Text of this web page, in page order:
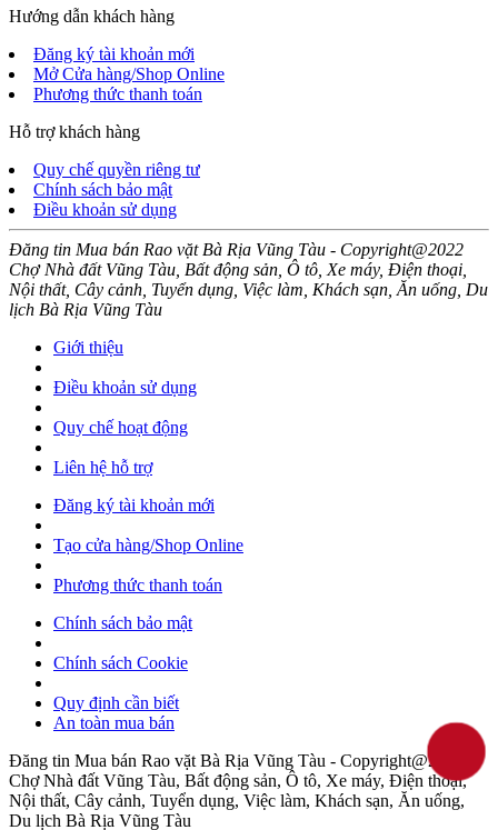
Hướng dẫn khách hàng
Đăng ký tài khoản mới
Mở Cửa hàng/Shop Online
Phương thức thanh toán
Hỗ trợ khách hàng
Quy chế quyền riêng tư
Chính sách bảo mật
Điều khoản sử dụng
Đăng tin Mua bán Rao vặt Bà Rịa Vũng Tàu - Copyright@2022
Chợ Nhà đất Vũng Tàu, Bất động sản, Ô tô, Xe máy, Điện thoại,
Nội thất, Cây cảnh, Tuyển dụng, Việc làm, Khách sạn, Ăn uống, Du
lịch Bà Rịa Vũng Tàu
Giới thiệu
Điều khoản sử dụng
Quy chế hoạt động
Liên hệ hỗ trợ
Đăng ký tài khoản mới
Tạo cửa hàng/Shop Online
Phương thức thanh toán
Chính sách bảo mật
Chính sách Cookie
Quy định cần biết
An toàn mua bán
Đăng tin Mua bán Rao vặt Bà Rịa Vũng Tàu - Copyright@2022
Chợ Nhà đất Vũng Tàu, Bất động sản, Ô tô, Xe máy, Điện thoại,
Nội thất, Cây cảnh, Tuyển dụng, Việc làm, Khách sạn, Ăn uống,
Du lịch Bà Rịa Vũng Tàu